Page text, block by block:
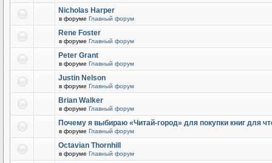
Nicholas Harper
в форуме Главный форум
Rene Foster
в форуме Главный форум
Peter Grant
в форуме Главный форум
Justin Nelson
в форуме Главный форум
Brian Walker
в форуме Главный форум
Почему я выбираю «Читай-город» для покупки книг для
в форуме Главный форум
Octavian Thornhill
в форуме Главный форум